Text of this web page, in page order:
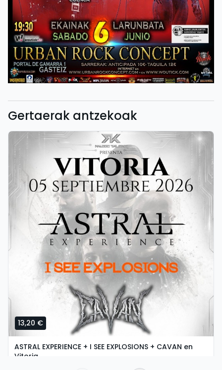
Gertaerak antzekoak
13,20 €
ASTRAL EXPERIENCE + I SEE EXPLOSIONS + CAVAN en
Vitoria